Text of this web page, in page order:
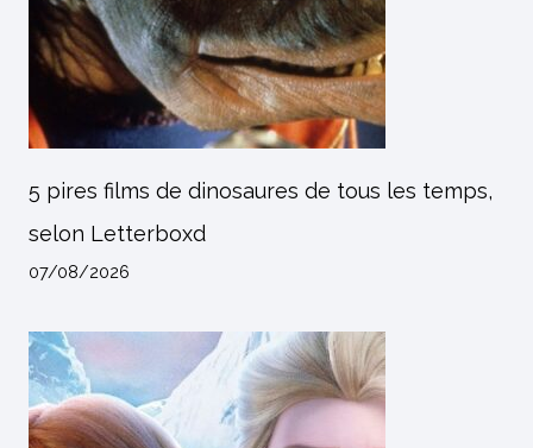
5 pires films de dinosaures de tous les temps,
selon Letterboxd
07/08/2026